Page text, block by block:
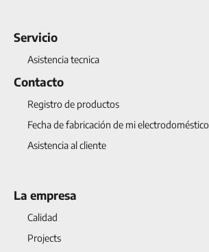
Servicio
Asistencia tecnica
Contacto
Registro de productos
Fecha de fabricación de mi electrodoméstico
Asistencia al cliente
La empresa
Calidad
Projects